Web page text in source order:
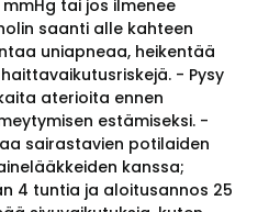
tai jos ilmenee
saanti alle kahteen
uniapneaa, heikentää
- Pysy
aterioita ennen
estämiseksi. -
sairastavien potilaiden
kanssa;
4 tuntia ja aloitusannos 25